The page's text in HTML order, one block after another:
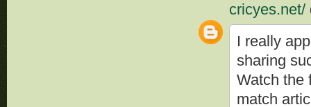
cricyes.net/
I really
sharing
Watch the
match